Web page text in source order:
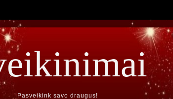
Pasveikink savo draugus!